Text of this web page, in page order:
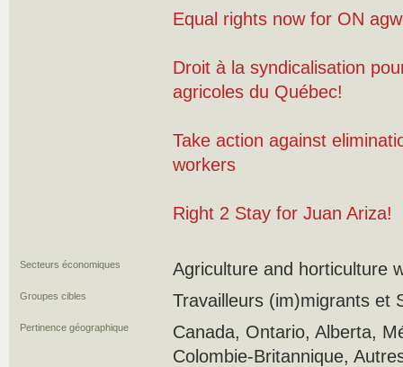
Equal rights now for ON
Droit à la syndicalisation
agricoles du Québec!
Take action against
workers
Right 2 Stay for Juan Ariza!
Secteurs économiques Agriculture and horticulture
Groupes cibles Travailleurs (im)migrants et
Pertinence géographique
Canada, Ontario, Alberta,
Colombie-Britannique,